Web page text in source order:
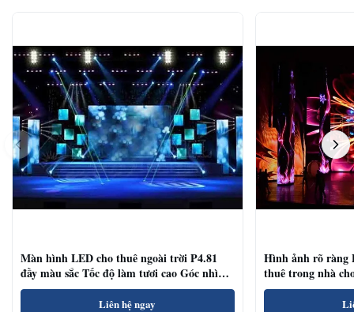
Màn hình LED cho thuê ngoài trời P4.81
đầy màu sắc Tốc độ làm tươi cao Góc nhìn
rộng
Liên hệ ngay
Hình ảnh rõ ràng
thuê trong nhà
hội thảo